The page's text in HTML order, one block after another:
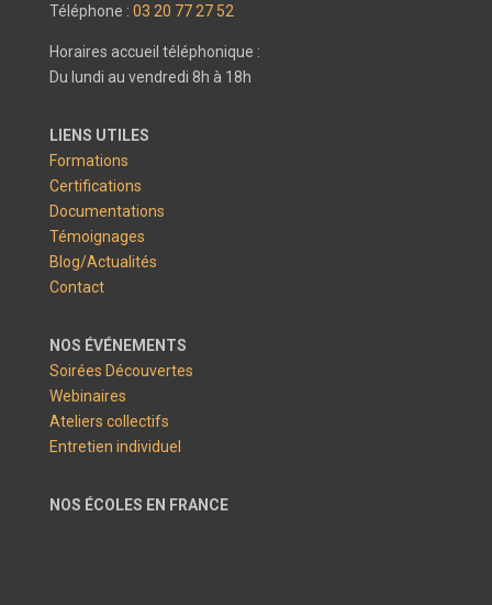
Téléphone : 03 20 77 27 52
Horaires accueil téléphonique :
Du lundi au vendredi 8h à 18h
LIENS UTILES
Formations
Certifications
Documentations
Témoignages
Blog/Actualités
Contact
NOS ÉVÉNEMENTS
Soirées Découvertes
Webinaires
Ateliers collectifs
Entretien individuel
NOS ÉCOLES EN FRANCE